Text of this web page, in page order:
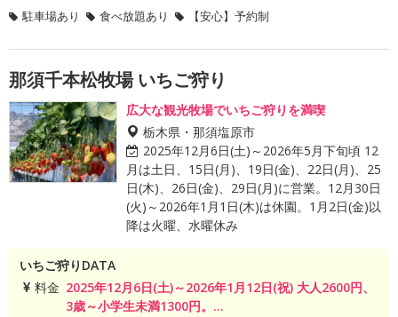
駐車場あり 食べ放題あり 【安心】予約制
那須千本松牧場 いちご狩り
広大な観光牧場でいちご狩りを満喫
栃木県・那須塩原市
2025年12月6日(土)～2026年5月下旬頃 12
月は土日、15日(月)、19日(金)、22日(月)、25
日(木)、26日(金)、29日(月)に営業。12月30日
(火)～2026年1月1日(木)は休園。1月2日(金)以
降は火曜、水曜休み
いちご狩りDATA
料金 2025年12月6日(土)～2026年1月12日(祝) 大人2600円、
3歳～小学生未満1300円。...